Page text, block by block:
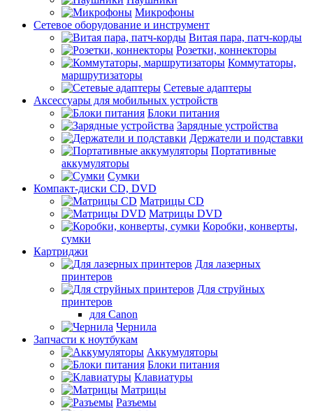
Микрофоны
Сетевое оборудование и инструмент
Витая пара, патч-корды
Розетки, коннекторы
Коммутаторы,
маршрутизаторы
Сетевые адаптеры
Аксессуары для мобильных устройств
Блоки питания
Зарядные устройства
Держатели и подставки
Портативные
аккумуляторы
Сумки
Компакт-диски CD, DVD
Матрицы CD
Матрицы DVD
Коробки, конверты,
сумки
Картриджи
Для лазерных
принтеров
Для струйных
принтеров
для Canon
Чернила
Запчасти к ноутбукам
Аккумуляторы
Блоки питания
Клавиатуры
Матрицы
Разъемы